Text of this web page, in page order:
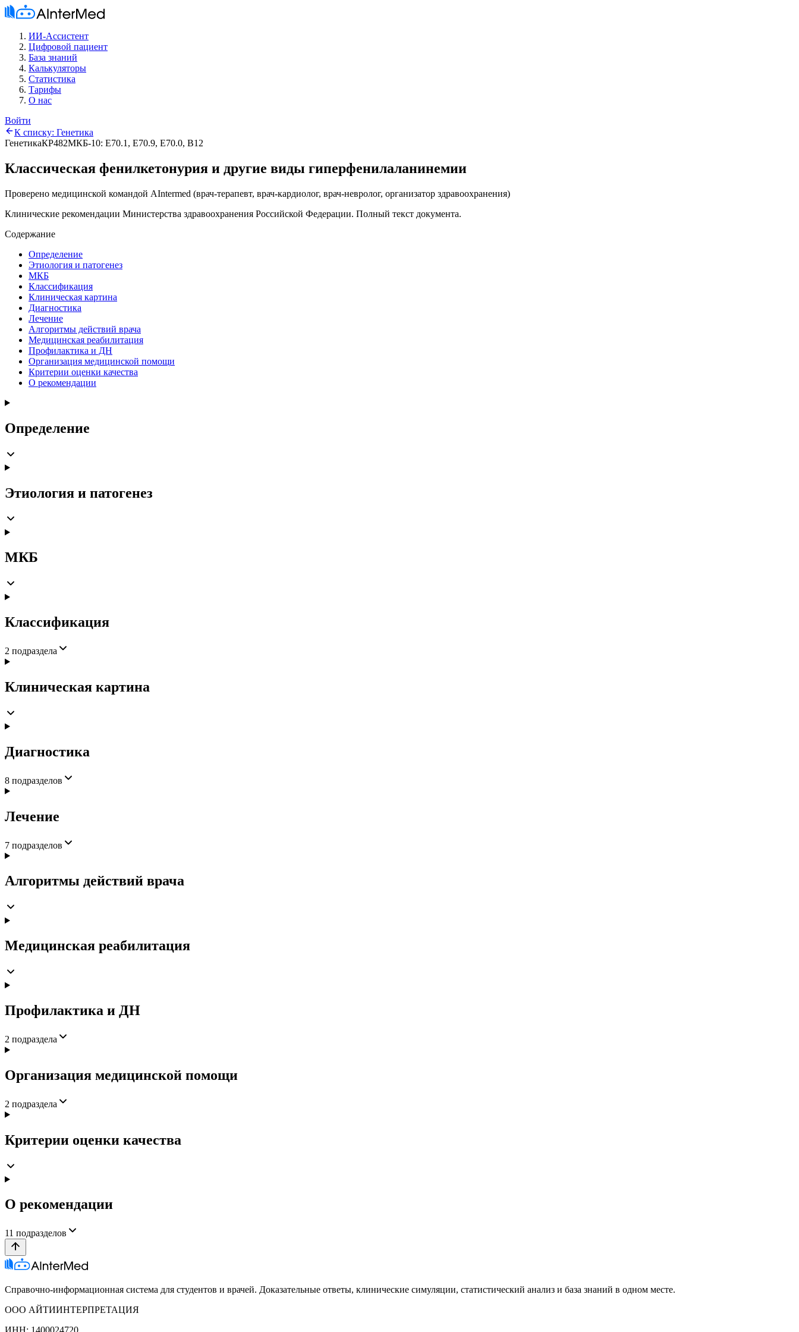
ИИ-Ассистент
Цифровой пациент
База знаний
Калькуляторы
Статистика
Тарифы
О нас
Войти
К списку: Генетика
ГенетикаКР482МКБ-10: E70.1, E70.9, E70.0, B12
Классическая фенилкетонурия и другие виды гиперфенилаланинемии
Проверено медицинской командой AIntermed (врач-терапевт, врач-кардиолог, врач-невролог, организатор здравоохранения)
Клинические рекомендации Министерства здравоохранения Российской Федерации. Полный текст документа.
Содержание
Определение
Этиология и патогенез
МКБ
Классификация
Клиническая картина
Диагностика
Лечение
Алгоритмы действий врача
Медицинская реабилитация
Профилактика и ДН
Организация медицинской помощи
Критерии оценки качества
О рекомендации
Определение
Этиология и патогенез
МКБ
Классификация
2 подраздела
Клиническая картина
Диагностика
8 подразделов
Лечение
7 подразделов
Алгоритмы действий врача
Медицинская реабилитация
Профилактика и ДН
2 подраздела
Организация медицинской помощи
2 подраздела
Критерии оценки качества
О рекомендации
11 подразделов
Справочно-информационная система для студентов и врачей. Доказательные ответы, клинические симуляции, статистический анализ и база знаний в одном месте.
ООО АЙТИИНТЕРПРЕТАЦИЯ